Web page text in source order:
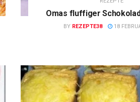
Omas fluffiger
BY REZEPTE38 18